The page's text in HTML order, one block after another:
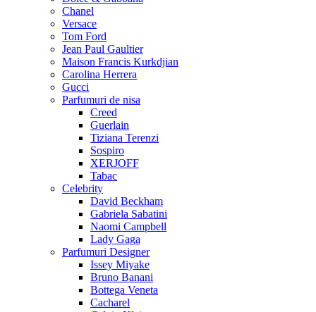
Chanel
Versace
Tom Ford
Jean Paul Gaultier
Maison Francis Kurkdjian
Carolina Herrera
Gucci
Parfumuri de nisa
Creed
Guerlain
Tiziana Terenzi
Sospiro
XERJOFF
Tabac
Celebrity
David Beckham
Gabriela Sabatini
Naomi Campbell
Lady Gaga
Parfumuri Designer
Issey Miyake
Bruno Banani
Bottega Veneta
Cacharel